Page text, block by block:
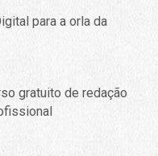
para a orla da
gratuito de redação